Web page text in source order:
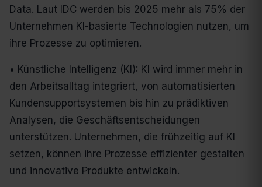
Data. Laut IDC werden bis 2025 mehr als 75% der
Unternehmen KI-basierte Technologien nutzen, um
ihre Prozesse zu optimieren.
• Künstliche Intelligenz (KI): KI wird immer mehr in
den Arbeitsalltag integriert, von automatisierten
Kundensupportsystemen bis hin zu prädiktiven
Analysen, die Geschäftsentscheidungen
unterstützen. Unternehmen, die frühzeitig auf KI
setzen, können ihre Prozesse effizienter gestalten
und innovative Produkte entwickeln.